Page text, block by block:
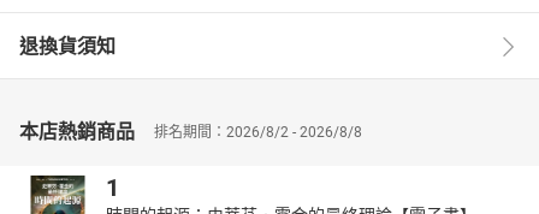
退換貨須知
本店熱銷商品 排名期間：2026/8/2 - 2026/8/8
1